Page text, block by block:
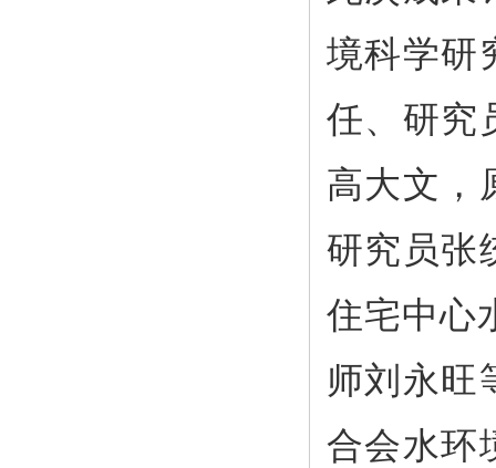
境科学研
任、研究
高大文，
研究员张
住宅中心
师刘永旺
合会水环